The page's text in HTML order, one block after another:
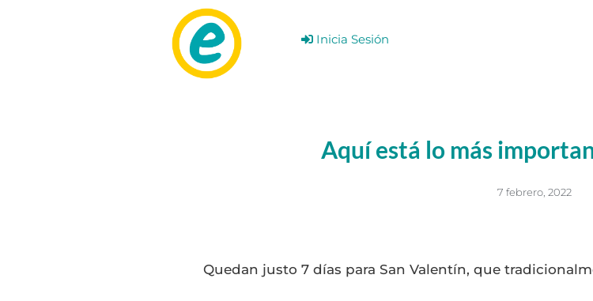
Inicia Sesión
Aquí está lo más
7 febrero, 2022
Quedan justo 7 días para San Valentín, que